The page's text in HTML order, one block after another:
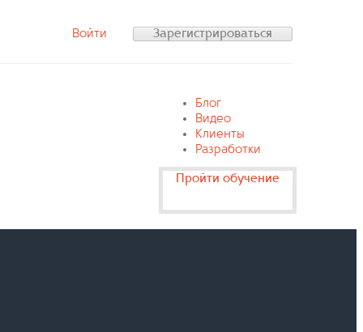
Войти Зарегистрироваться
Блог
Видео
Клиенты
Разработки
Пройти обучение